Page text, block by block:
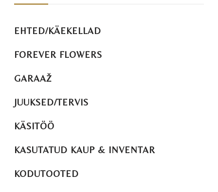
EHTED/KÄEKELLAD
FOREVER FLOWERS
GARAAŽ
JUUKSED/TERVIS
KÄSITÖÖ
KASUTATUD KAUP & INVENTAR
KODUTOOTED